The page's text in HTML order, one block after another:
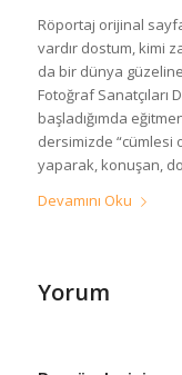
Röportaj orijinal
vardır dostum, kimi
da bir dünya
Fotoğraf Sanatçıları
başladığımda
dersimizde “cümlesi
yaparak, konuşan,
Devamını Oku
Yorum